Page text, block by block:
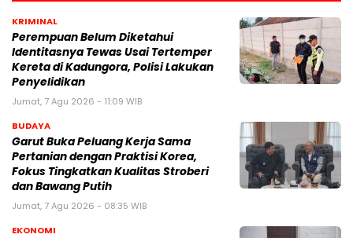
KRIMINAL
Perempuan Belum Diketahui
Identitasnya Tewas Usai Tertemper
Kereta di Kadungora, Polisi Lakukan
Penyelidikan
Jumat, 7 Agu 2026 - 11:09 WIB
BUDAYA
Garut Buka Peluang Kerja Sama
Pertanian dengan Praktisi Korea,
Fokus Tingkatkan Kualitas Stroberi
dan Bawang Putih
Jumat, 7 Agu 2026 - 08:35 WIB
EKONOMI